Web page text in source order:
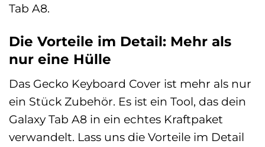
Tab A8.
Die Vorteile im Detail: Mehr als
nur eine Hülle
Das Gecko Keyboard Cover ist mehr als nur
ein Stück Zubehör. Es ist ein Tool, das dein
Galaxy Tab A8 in ein echtes Kraftpaket
verwandelt. Lass uns die Vorteile im Detail